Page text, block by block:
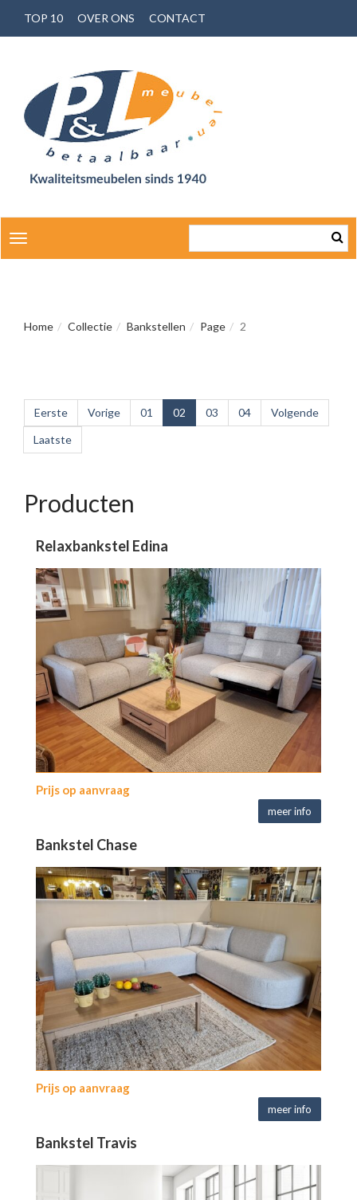
Home Collectie Bankstellen Page 2
Eerste Vorige 01 02 03 04
Volgende
Laatste
Producten
Relaxbankstel Edina
Prijs op aanvraag
meer info
Bankstel Chase
Prijs op aanvraag
meer info
Bankstel Travis
TOP 10 OVER ONS CONTACT
Toggle
navigation